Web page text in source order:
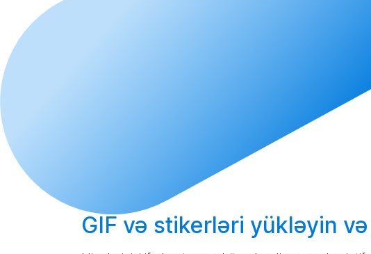
GIF və stikerləri yükləyin